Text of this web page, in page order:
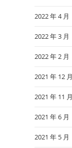
2022 年 4 月
2022 年 3 月
2022 年 2 月
2021 年 12 月
2021 年 11 月
2021 年 6 月
2021 年 5 月